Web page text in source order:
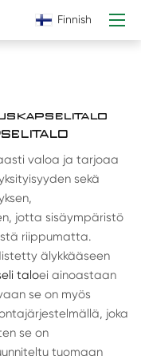
Finnish
valoa ja tarjoaa
sekä
jotta sisäympäristö
riippumatta.
älykkääseen
taloei ainoastaan
se on myös
joka
se on
tuomaan